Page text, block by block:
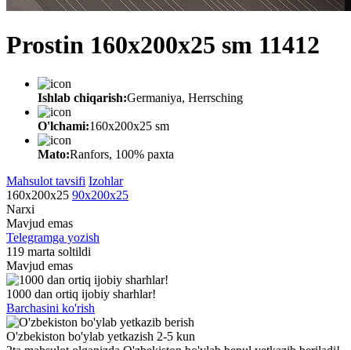
Prostin 160x200x25 sm 11412
Ishlab chiqarish:Germaniya, Herrsching
O'lchami:160x200x25 sm
Mato:Ranfors, 100% paxta
Mahsulot tavsifi Izohlar
160x200x25 90x200x25
Narxi
Mavjud emas
Telegramga yozish
119 marta soltildi
Mavjud emas
1000 dan ortiq ijobiy sharhlar!
Barchasini ko'rish
O'zbekiston bo'ylab yetkazish 2-5 kun